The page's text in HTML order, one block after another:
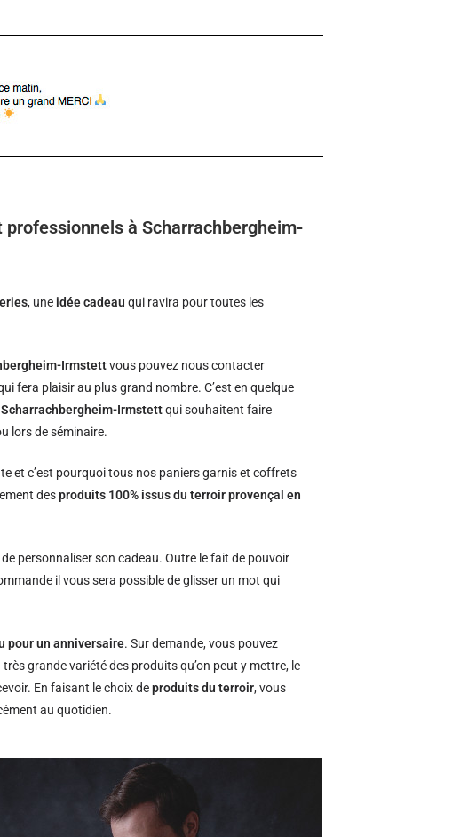
à Scharrachbergheim-
, une idée cadeau qui ravira pour toutes les
Irmstettvous pouvez nous contacter
fera plaisir au plus grand nombre. C’est en quelque
Irmstettqui souhaitent faire
lors de séminaire.
et c’est pourquoi tous nos paniers garnis et coffrets
desproduits 100% issus du terroir provençal en
personnaliser son cadeau. Outre le fait de pouvoir
il vous sera possible de glisser un mot qui
pour un anniversaire. Sur demande, vous pouvez
très grande variété des produits qu’on peut y mettre, le
En faisant le choix deproduits du terroir, vous
au quotidien.